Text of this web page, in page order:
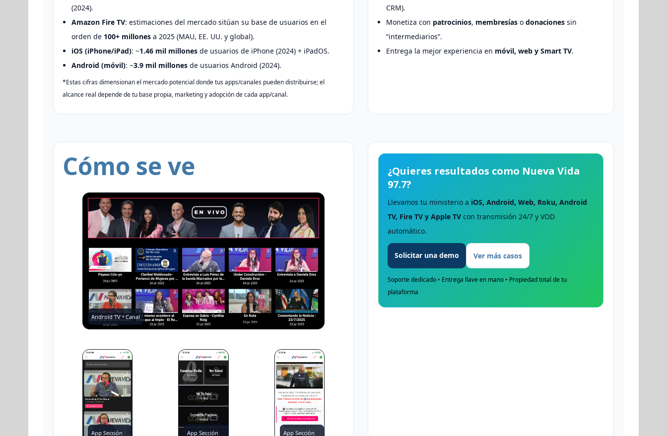
(2024).
Amazon Fire TV: estimaciones del mercado sitúan su base de usuarios en el
orden de 100+ millones a 2025 (MAU, EE. UU. y global).
iOS (iPhone/iPad): ~1.46 mil millones de usuarios de iPhone (2024) + iPadOS.
Android (móvil): ~3.9 mil millones de usuarios Android (2024).
*Estas cifras dimensionan el mercado potencial donde tus apps/canales pueden distribuirse; el
alcance real depende de tu base propia, marketing y adopción de cada app/canal.
CRM).
Monetiza con patrocinios, membresías odonaciones sin
“intermediarios”.
Entrega la mejor experiencia en móvil, web y Smart TV.
Cómo se ve
Android TV • Canal
App Sección App Sección App Sección
¿Quieres resultados como Nueva Vida
97.7?
Llevamos tu ministerio a iOS, Android, Web, Roku, Android
TV, Fire TV y Apple TV con transmisión 24/7 y VOD
automático.
Solicitar una demo Ver más casos
Soporte dedicado • Entrega llave en mano • Propiedad total de tu
plataforma